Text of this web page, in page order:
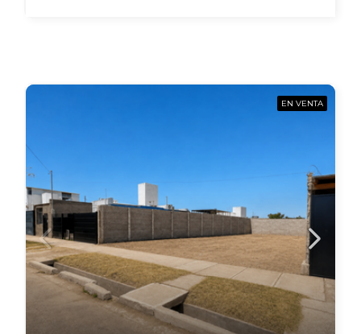
EN VENTA